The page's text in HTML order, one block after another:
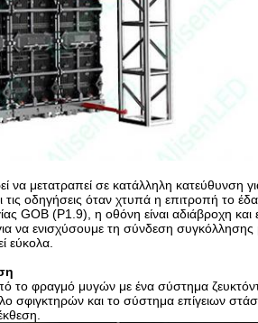
μετατραπεί σε κατάλληλη κατεύθυνση
οδηγήσεις όταν χτυπά η επιτροπή το
GOB (P1.9), η οθόνη είναι αδιάβροχη και
να ενισχύσουμε τη σύνδεση
εύκολα.
το φραγμό μυγών με ένα σύστημα
σφιγκτηρών και το σύστημα επίγειων